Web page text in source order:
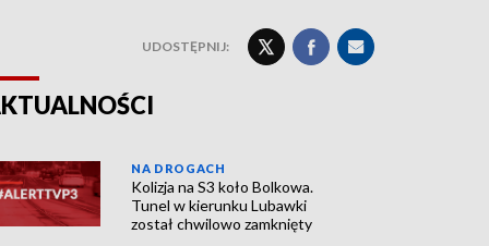
UDOSTĘPNIJ:
NA DROGACH
Kolizja na S3 koło Bolkowa.
Tunel w kierunku Lubawki
został chwilowo zamknięty